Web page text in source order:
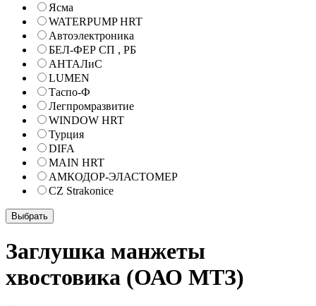
Ясма
WATERPUMP HRT
Автоэлектроника
БЕЛ-ФЕР СП , РБ
АНТАЛиС
LUMEN
Таспо-Ф
Легпромразвитие
WINDOW HRT
Турция
DIFA
MAIN HRT
АМКОДОР-ЭЛАСТОМЕР
CZ Strakonice
Заглушка манжеты
хвостовика (ОАО МТЗ)